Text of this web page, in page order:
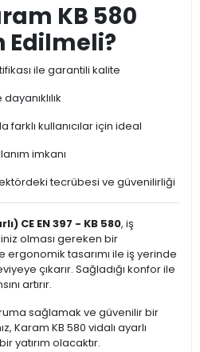
KB 580
Edilmeli?
ile garantili kalite
farklı kullanıcılar için ideal
imkanı
tecrübesi ve güvenilirliği
CE EN 397 - KB 580, iş
olması gereken bir
ergonomik tasarımı ile iş yerinde
çıkarır. Sağladığı konfor ile
artırır.
sağlamak ve güvenilir bir
Karam KB 580 vidalı ayarlı
yatırım olacaktır.